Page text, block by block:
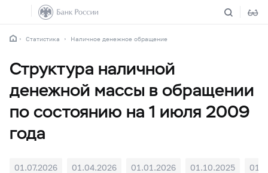
Статистика Наличное денежное обращение
Структура наличной
денежной массы в обращении
по состоянию на 1 июля 2009
года
01.07.2026 01.04.2026 01.01.2026 01.10.2025